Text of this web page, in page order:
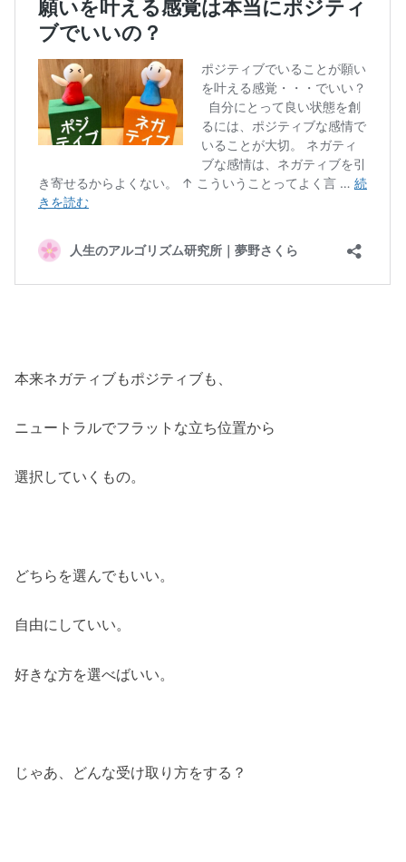
本来ネガティブもポジティブも、
ニュートラルでフラットな立ち位置から
選択していくもの。
どちらを選んでもいい。
自由にしていい。
好きな方を選べばいい。
じゃあ、どんな受け取り方をする？